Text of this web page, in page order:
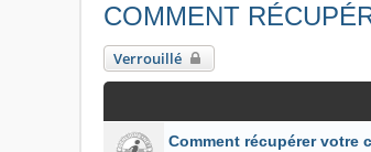
COMMENT
Verrouillé
Comment récupérer votre